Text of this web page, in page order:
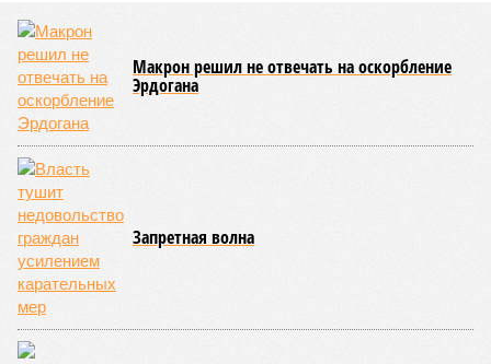
В 2023 году в статье, опубликованной в научном издании
Cell.com, были описаны 12 признаков старения. К ним
относятся – не пугайтесь учёных терминов – повышенная
вероятность генетических мутаций при делении клетки,
неспособность контролировать выработку и поддержание
белков, а также дисфункция митохондрий. Некоторые из
этих признаков обратимы. Во всяком случае, таковы
предположения исследователей. Например, одним из
признаков биологического старения является уменьшение
длины теломер (защитных «колпачков» на концах
хромосом) – такое можно исправить и заодно увеличить
продолжительность жизни.
Но первая и главная проблема, пишет издание Medical